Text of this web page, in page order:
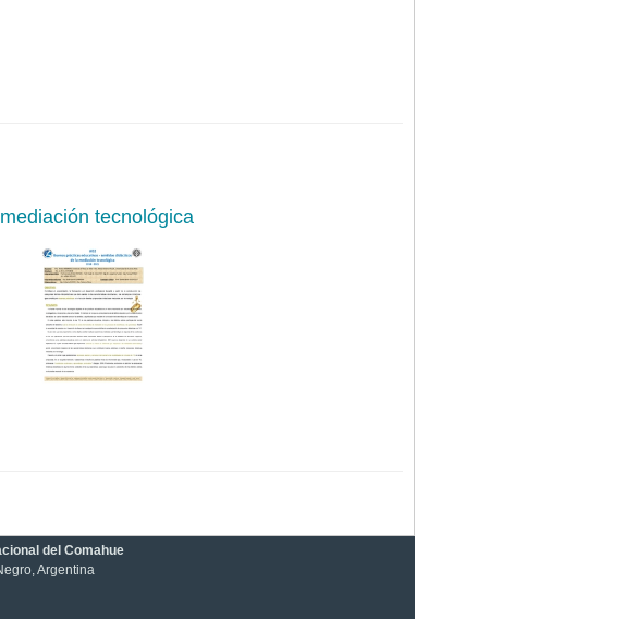
tecnológica
del Comahue
Argentina